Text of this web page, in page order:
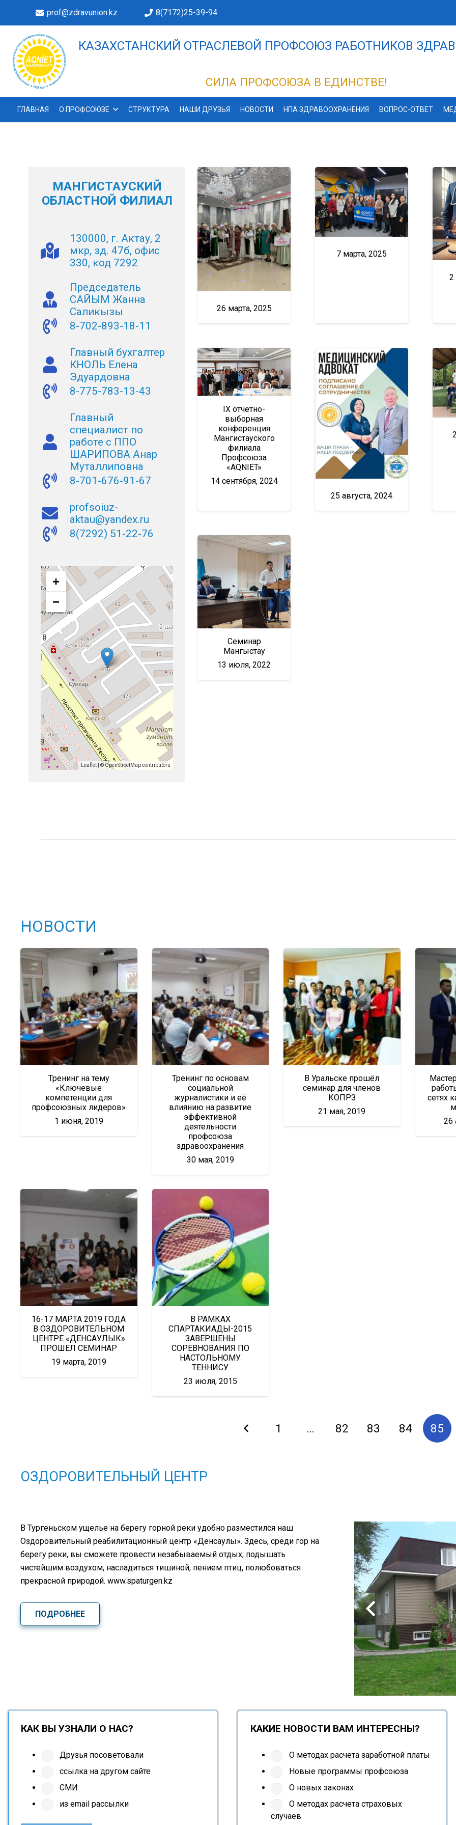
prof@zdravunion.kz 8(7172)25-39-94
КАЗАХСТАНСКИЙ ОТРАСЛЕВОЙ ПРОФСОЮЗ РАБОТНИКОВ
СИЛА ПРОФСОЮЗА В ЕДИНСТВЕ!
ГЛАВНАЯ О ПРОФСОЮЗЕ СТРУКТУРА НАШИ ДРУЗЬЯ НОВОСТИ НПА ЗДРАВООХРАНЕНИЯ ВОПРОС-ОТВЕТ
МАНГИСТАУСКИЙ
ОБЛАСТНОЙ ФИЛИАЛ
130000, г. Актау, 2
мкр, зд. 47б, офис
330, код 7292
Председатель
САЙЫМ Жанна
Саликызы
8-702-893-18-11
Главный бухгалтер
КНОЛЬ Елена
Эдуардовна
8-775-783-13-43
Главный
специалист по
работе с ППО
ШАРИПОВА Анар
Муталлиповна
8-701-676-91-67
profsoiuz-
aktau@yandex.ru
8(7292) 51-22-76
+
−
Leaflet | ©OpenStreetMapcontributors
26 марта, 2025
7 марта, 2025
2
IX отчетно-
выборная
конференция
Мангистауского
филиала
Профсоюза
«AQNIET»
14 сентября, 2024
25 августа, 2024
Семинар
Мангыстау
13 июля, 2022
НОВОСТИ
Тренинг на тему
«Ключевые
компетенции для
профсоюзных лидеров»
1 июня, 2019
Тренинг по основам
социальной
журналистики и её
влиянию на развитие
эффективной
деятельности
профсоюза
здравоохранения
30 мая, 2019
В Уральске прошёл
семинар для членов
КОПРЗ
21 мая, 2019
сетях
26
16-17 МАРТА 2019 ГОДА
В ОЗДОРОВИТЕЛЬНОМ
ЦЕНТРЕ «ДЕНСАУЛЫК»
ПРОШЕЛ СЕМИНАР
19 марта, 2019
В РАМКАХ
СПАРТАКИАДЫ-2015
ЗАВЕРШЕНЫ
СОРЕВНОВАНИЯ ПО
НАСТОЛЬНОМУ
ТЕННИСУ
23 июля, 2015
1 … 82 83 84 85
ОЗДОРОВИТЕЛЬНЫЙ ЦЕНТР
В Тургеньском ущелье на берегу горной реки удобно разместился наш
Оздоровительный реабилитационный центр «Денсаулық». Здесь, среди гор на
берегу реки, вы сможете провести незабываемый отдых, подышать
чистейшим воздухом, насладиться тишиной, пением птиц, полюбоваться
прекрасной природой. www.spaturgen.kz
ПОДРОБНЕЕ
КАК ВЫ УЗНАЛИ О НАС?
Друзья посоветовали
ссылка на другом сайте
СМИ
из email рассылки
КАКИЕ НОВОСТИ ВАМ ИНТЕРЕСНЫ?
О методах расчета заработной платы
Новые программы профсоюза
О новых законах
О методах расчета страховых
случаев